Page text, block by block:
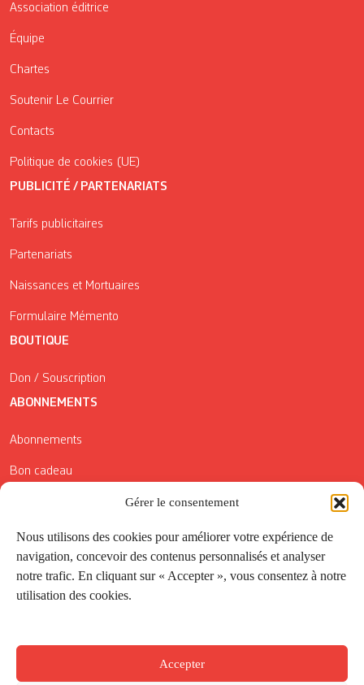
Gérer le consentement
Nous utilisons des cookies pour améliorer votre expérience de
navigation, concevoir des contenus personnalisés et analyser
notre trafic. En cliquant sur « Accepter », vous consentez à notre
utilisation des cookies.
Accepter
Association éditrice
Équipe
Chartes
Soutenir Le Courrier
Contacts
Politique de cookies (UE)
PUBLICITÉ / PARTENARIATS
Tarifs publicitaires
Partenariats
Naissances et Mortuaires
Formulaire Mémento
BOUTIQUE
Don / Souscription
ABONNEMENTS
Abonnements
Bon cadeau
Conditions générales de vente
Réductions de la Carte Côté Courrier
Application